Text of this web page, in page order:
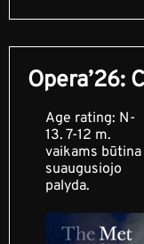
Opera’26:
Age rating: N-
13. 7-12 m.
vaikams būtina
suaugusiojo
palyda.